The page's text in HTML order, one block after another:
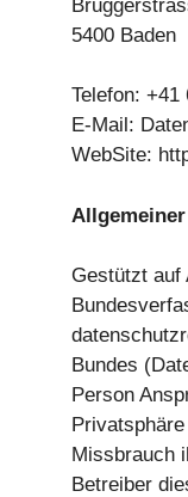
5400 Baden
Telefon: +41
E-Mail:
WebSite:
Gestützt auf
Bundes
Person
Missbrauch
Betreiber